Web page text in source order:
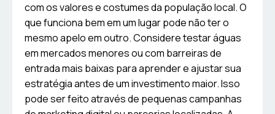
com os valores e costumes da população local. O
que funciona bem em um lugar pode não ter o
mesmo apelo em outro. Considere testar águas
em mercados menores ou com barreiras de
entrada mais baixas para aprender e ajustar sua
estratégia antes de um investimento maior. Isso
pode ser feito através de pequenas campanhas